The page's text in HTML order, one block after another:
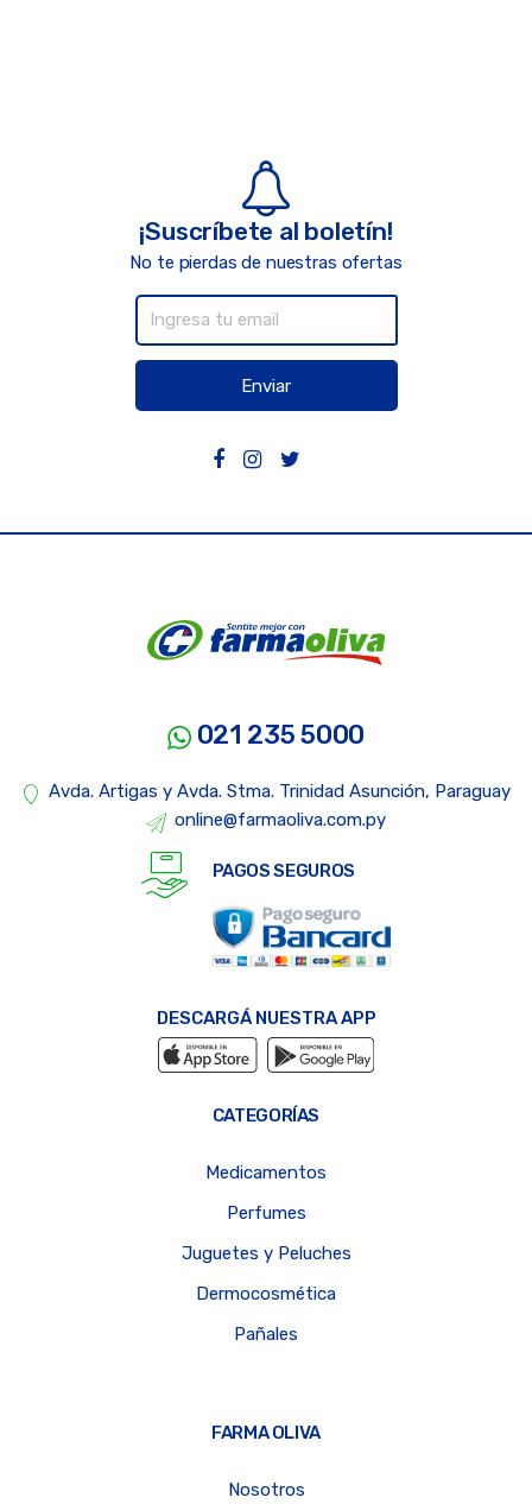
¡Suscríbete al boletín!
No te pierdas de nuestras ofertas
Enviar
021 235 5000
Avda. Artigas y Avda. Stma. Trinidad Asunción, Paraguay
online@farmaoliva.com.py
PAGOS SEGUROS
DESCARGÁ NUESTRA APP
CATEGORÍAS
Medicamentos
Perfumes
Juguetes y Peluches
Dermocosmética
Pañales
FARMA OLIVA
Nosotros